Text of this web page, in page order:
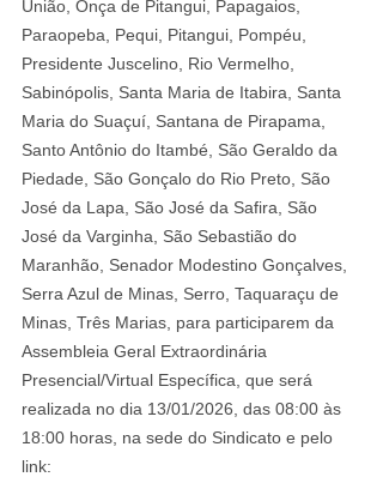
União, Onça de Pitangui, Papagaios,
Paraopeba, Pequi, Pitangui, Pompéu,
Presidente Juscelino, Rio Vermelho,
Sabinópolis, Santa Maria de Itabira, Santa
Maria do Suaçuí, Santana de Pirapama,
Santo Antônio do Itambé, São Geraldo da
Piedade, São Gonçalo do Rio Preto, São
José da Lapa, São José da Safira, São
José da Varginha, São Sebastião do
Maranhão, Senador Modestino Gonçalves,
Serra Azul de Minas, Serro, Taquaraçu de
Minas, Três Marias, para participarem da
Assembleia Geral Extraordinária
Presencial/Virtual Específica, que será
realizada no dia 13/01/2026, das 08:00 às
18:00 horas, na sede do Sindicato e pelo
link: